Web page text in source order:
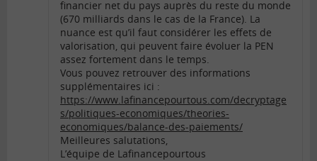
financier net du pays auprès du reste du monde
(670 milliards dans le cas de la France). La
nuance est qu’il faut considérer les effets de
valorisation, qui peuvent faire évoluer la PEN
assez fortement dans le temps.
Vous pouvez retrouver des informations
supplémentaires ici :
https://www.lafinancepourtous.com/decryptage
s/politiques-economiques/theories-
economiques/balance-des-paiements/
Meilleures salutations,
L’équipe de Lafinancepourtous